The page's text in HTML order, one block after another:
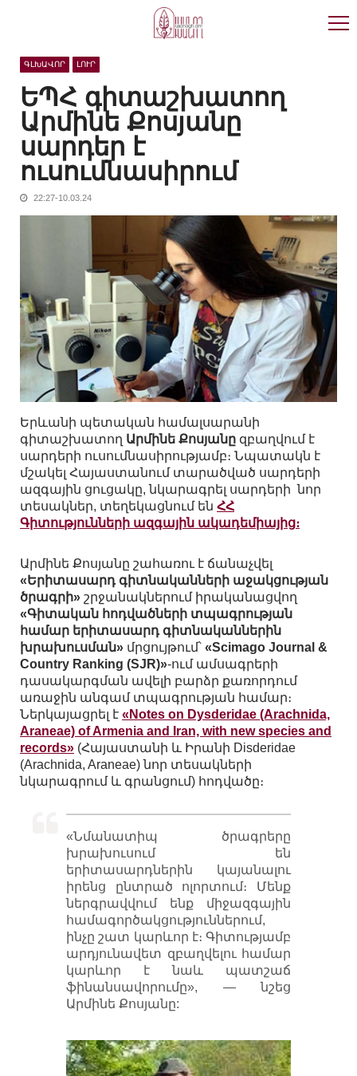
ԳԼԽԱՎՈՐ ԼՈՒՐ
ԵՊՀ գիտաշխատող
Արմինե Քոսյանը
սարդեր է
ուսումնասիրում
22:27-10.03.24
Երևանի պետական համալսարանի
գիտաշխատող Արմինե Քոսյանը զբաղվում է
սարդերի ուսումնասիրությամբ։ Նպատակն է
մշակել Հայաստանում տարածված սարդերի
ազգային ցուցակը, նկարագրել սարդերի նոր
տեսակներ, տեղեկացնում են ՀՀ
Գիտությունների ազգային ակադեմիայից։
Արմինե Քոսյանը շահառու է ճանաչվել
«Երիտասարդ գիտնականների աջակցության
ծրագրի» շրջանակներում իրականացվող
«Գիտական հոդվածների տպագրության
համար երիտասարդ գիտնականներին
խրախուսման» մրցույթում՝ «Scimago Journal &
Country Ranking (SJR)»-ում ամսագրերի
դասակարգման ավելի բարձր քառորդում
առաջին անգամ տպագրության համար։
Ներկայացրել է «Notes on Dysderidae (Arachnida,
Araneae) of Armenia and Iran, with new species and
records» (Հայաստանի և Իրանի Disderidae
(Arachnida, Araneae) նոր տեսակների
նկարագրում և գրանցում) հոդվածը։
«Նմանատիպ ծրագրերը
խրախուսում են
երիտասարդներին կայանալու
իրենց ընտրած ոլորտում։ Մենք
ներգրավվում ենք միջազգային
համագործակցություններում,
ինչը շատ կարևոր է։ Գիտությամբ
արդյունավետ զբաղվելու համար
կարևոր է նաև պատշաճ
ֆինանսավորումը», — նշեց
Արմինե Քոսյանը: